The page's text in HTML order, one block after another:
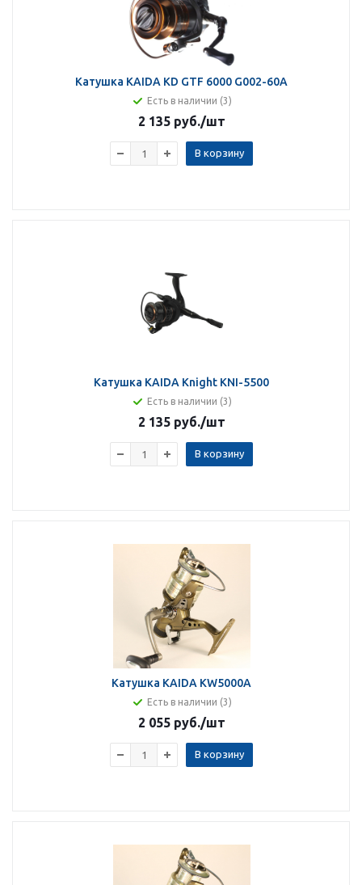
Катушка KAIDA KD GTF 6000 G002-60A
Есть в наличии (3)
2 135 руб./шт
В корзину
Катушка KAIDA Knight KNI-5500
Есть в наличии (3)
2 135 руб./шт
В корзину
Катушка KAIDA KW5000A
Есть в наличии (3)
2 055 руб./шт
В корзину